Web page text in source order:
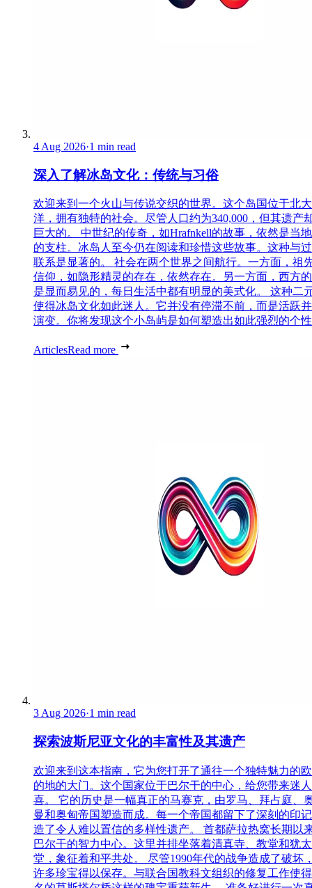
4 Aug 2026·1 min read
深入了解冰岛文化：传统与习俗
欢迎来到一个火山与传说交织的世界。这个岛国位于北
洋，拥有独特的社会。尽管人口约为340,000，但其遗产
巨大的。 中世纪的传奇，如Hrafnkell的故事，依然是当
的支柱。冰岛人至今仍在阅读和珍惜这些故事。这种与
联系是显著的。 社会在两个世界之间航行。一方面，祖
信仰，如隐形精灵的存在，依然存在。另一方面，西方
是显而易见的，每日生活中都有明显的美式化。 这种二
使得冰岛文化如此迷人。它并没有停滞不前，而是活跃
演变。你将发现这个小岛屿是如何塑造出如此强烈的个
ArticlesRead more
3 Aug 2026·1 min read
探索波斯尼亚文化的丰富性及其遗产
欢迎来到这本指南，它为您打开了通往一个独特魅力的
的地的大门。这个国家位于巴尔干的中心，给您带来迷
喜。 它的历史是一幅真正的马赛克，由罗马、拜占庭、
曼和奥匈帝国塑造而成。每一个帝国都留下了深刻的印
造了令人难以置信的多样性遗产。 首都萨拉热窝长期以
巴尔干的智力中心。这里并排坐落着清真寺、教堂和犹
堂，象征着和平共处。 尽管1990年代的战争造成了破坏
许多珍宝得以保存。与联合国教科文组织的修复工作使